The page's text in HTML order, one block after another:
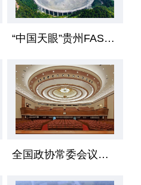
“中国天眼”贵州FAST /无机房电梯
全国政协常委会议厅/改造工程